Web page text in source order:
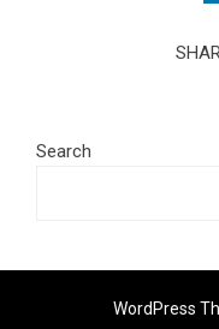
Search
WordPress